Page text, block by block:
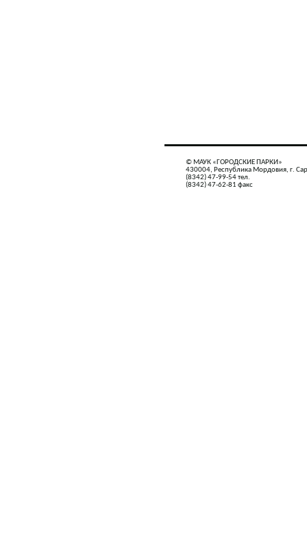
© МАУК «ГОРОДСКИЕ ПАРКИ»
430004, Республика Мордовия, г.
(8342) 47-99-54 тел.
(8342) 47-62-81 факс